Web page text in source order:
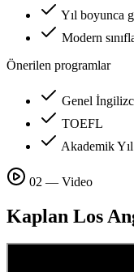
Yıl boyunca
Modern
Önerilen programlar
Genel
TOEFL
Akademik Yıl
02 — Video
Kaplan Los